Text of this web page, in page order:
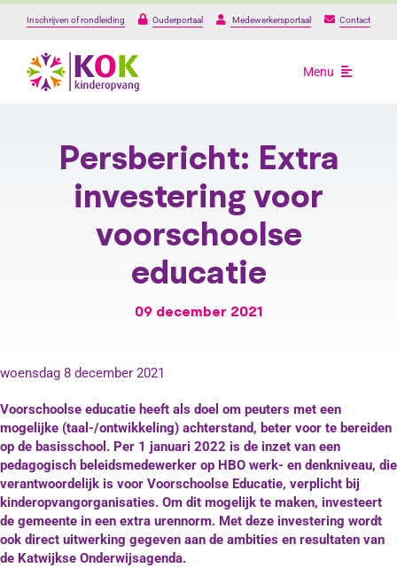
Ga
Inschrijven of rondleiding Ouderportaal Medewerkersportaal Contact
Menu
Over ons
Contact
Persbericht: Extra
investering voor
voorschoolse
educatie
09 december 2021
woensdag 8 december 2021
Voorschoolse educatie heeft als doel om peuters met een
mogelijke (taal-/ontwikkeling) achterstand, beter voor te bereiden
op de basisschool. Per 1 januari 2022 is de inzet van een
pedagogisch beleidsmedewerker op HBO werk- en denkniveau, die
verantwoordelijk is voor Voorschoolse Educatie, verplicht bij
kinderopvangorganisaties. Om dit mogelijk te maken, investeert
de gemeente in een extra urennorm. Met deze investering wordt
ook direct uitwerking gegeven aan de ambities en resultaten van
de Katwijkse Onderwijsagenda.